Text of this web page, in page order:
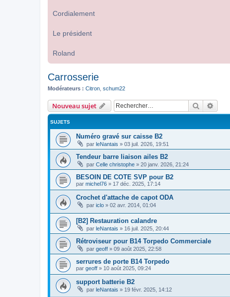
Cordialement
Le président
Roland
Carrosserie
Modérateurs : Citron schum22
Nouveau sujet Rechercher
SUJETS
Numéro gravé sur caisse B2
par leNantais » 03 juil. 2026, 19:51
Tendeur barre liaison ailes B2
par Celle christophe » 20 janv. 2026, 21:24
BESOIN DE COTE SVP pour B2
par michel76 » 17 déc. 2025, 17:14
Crochet d'attache de capot ODA
par iclo » 02 avr. 2014, 01:04
[B2] Restauration calandre
par leNantais » 16 juil. 2025, 20:44
Rétroviseur pour B14 Torpedo Commerciale
par geoff » 09 août 2025, 22:58
serrures de porte B14 Torpedo
par geoff » 10 août 2025, 09:24
support batterie B2
par leNantais » 19 févr. 2025, 14:12